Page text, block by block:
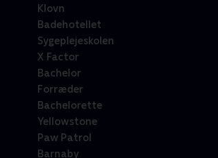
Klovn
Badehotellet
Sygeplejeskolen
X Factor
Bachelor
Forræder
Bachelorette
Yellowstone
Paw Patrol
Barnaby